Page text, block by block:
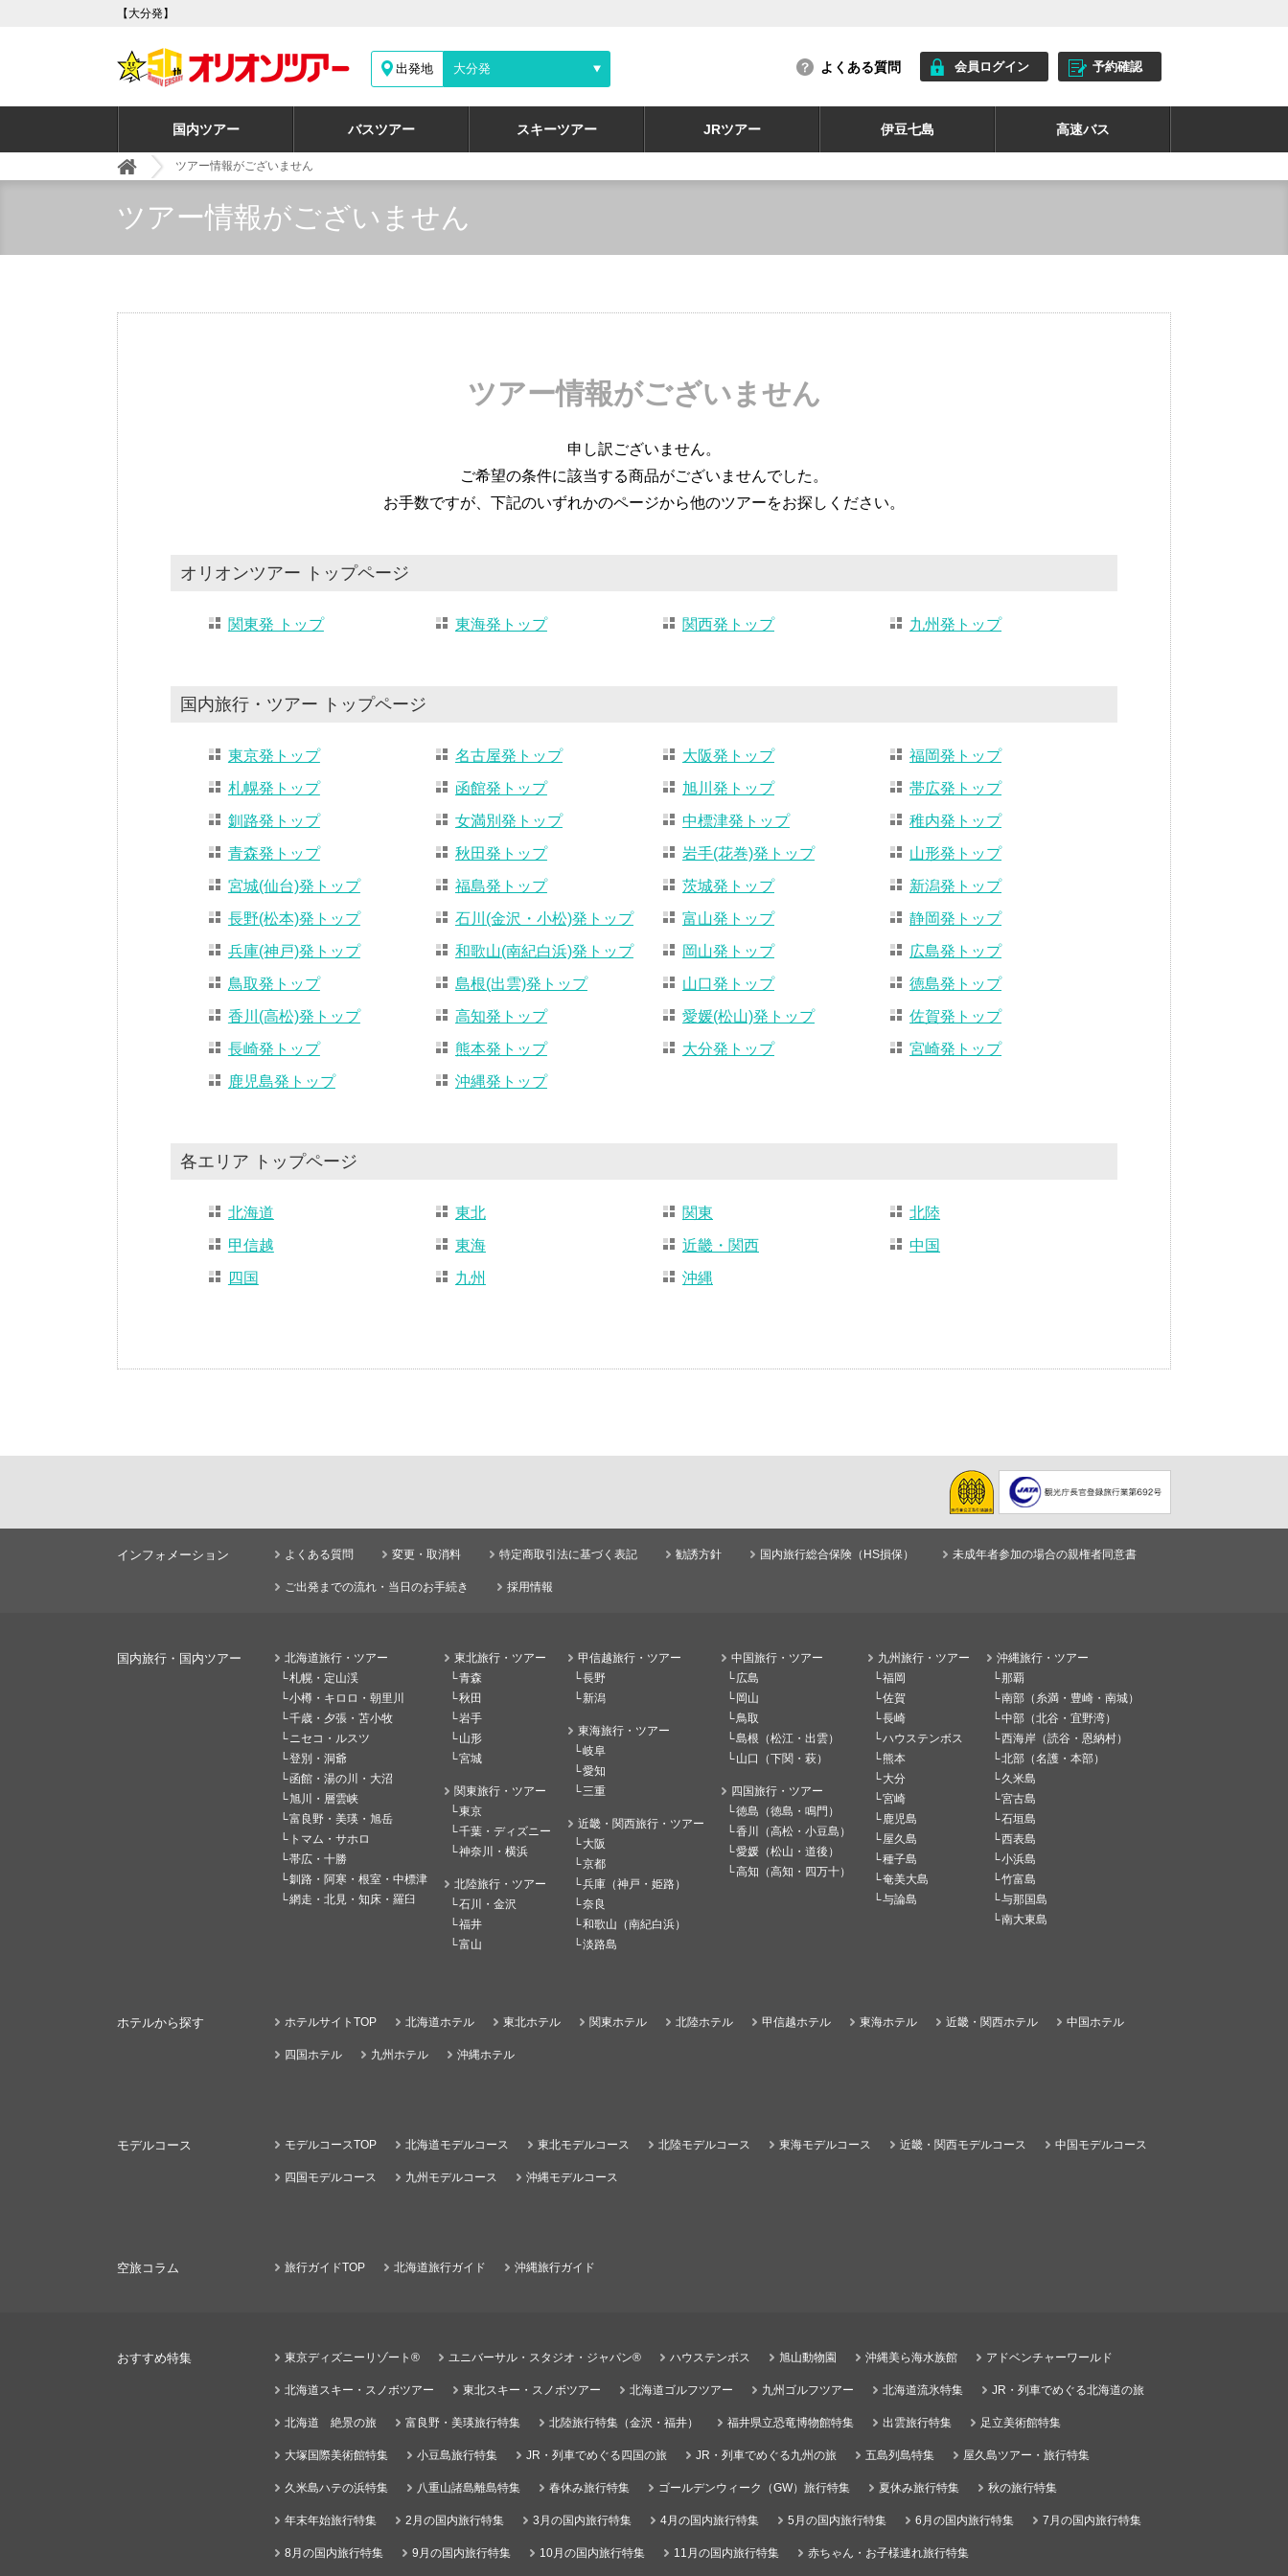
【大分発】
出発地 大分発 よくある質問 会員ログイン 予約確認
国内ツアー バスツアー スキーツアー JRツアー 伊豆七島 高速バス
ツアー情報がございません
ツアー情報がございません
ツアー情報がございません
申し訳ございません。
ご希望の条件に該当する商品がございませんでした。
お手数ですが、下記のいずれかのページから他のツアーをお探しください。
オリオンツアー トップページ
関東発 トップ 東海発トップ 関西発トップ 九州発トップ
国内旅行・ツアー トップページ
東京発トップ 名古屋発トップ 大阪発トップ
福岡発トップ
札幌発トップ
函館発トップ 旭川発トップ
帯広発トップ
釧路発トップ
女満別発トップ 中標津発トップ
稚内発トップ
青森発トップ
秋田発トップ 岩手(花巻)発トップ
山形発トップ
宮城(仙台)発トップ
福島発トップ 茨城発トップ
新潟発トップ
長野(松本)発トップ
石川(金沢・小松)発トップ 富山発トップ
静岡発トップ
兵庫(神戸)発トップ
和歌山(南紀白浜)発トップ 岡山発トップ
広島発トップ
鳥取発トップ
島根(出雲)発トップ 山口発トップ
徳島発トップ
香川(高松)発トップ
高知発トップ 愛媛(松山)発トップ
佐賀発トップ
長崎発トップ
熊本発トップ 大分発トップ
宮崎発トップ
鹿児島発トップ
沖縄発トップ
各エリア トップページ
北海道 東北 関東
北陸
甲信越
東海 近畿・関西
中国
四国
九州 沖縄
インフォメーション よくある質問 変更・取消料 特定商取引法に基づく表記 勧誘方針 国内旅行総合保険（HS損保） 未成年者参加の場合の親権者同意書
ご出発までの流れ・当日のお手続き 採用情報
国内旅行・国内ツアー
北海道旅行・ツアー
札幌・定山渓
小樽・キロロ・朝里川
千歳・夕張・苫小牧
ニセコ・ルスツ
登別・洞爺
函館・湯の川・大沼
旭川・層雲峡
富良野・美瑛・旭岳
トマム・サホロ
帯広・十勝
釧路・阿寒・根室・中標津
網走・北見・知床・羅臼
東北旅行・ツアー
青森
秋田
岩手
山形
宮城
関東旅行・ツアー
東京
千葉・ディズニー
神奈川・横浜
北陸旅行・ツアー
石川・金沢
福井
富山
甲信越旅行・ツアー
長野
新潟
東海旅行・ツアー
岐阜
愛知
三重
近畿・関西旅行・ツアー
大阪
京都
兵庫（神戸・姫路）
奈良
和歌山（南紀白浜）
淡路島
中国旅行・ツアー
広島
岡山
鳥取
島根（松江・出雲）
山口（下関・萩）
四国旅行・ツアー
徳島（徳島・鳴門）
香川（高松・小豆島）
愛媛（松山・道後）
高知（高知・四万十）
九州旅行・ツアー
福岡
佐賀
長崎
ハウステンボス
熊本
大分
宮崎
鹿児島
屋久島
種子島
奄美大島
与論島
沖縄旅行・ツアー
那覇
南部（糸満・豊崎・南城）
中部（北谷・宜野湾）
西海岸（読谷・恩納村）
北部（名護・本部）
久米島
宮古島
石垣島
西表島
小浜島
竹富島
与那国島
南大東島
ホテルから探す ホテルサイトTOP 北海道ホテル 東北ホテル 関東ホテル 北陸ホテル 甲信越ホテル 東海ホテル 近畿・関西ホテル 中国ホテル
四国ホテル 九州ホテル 沖縄ホテル
モデルコース モデルコースTOP 北海道モデルコース 東北モデルコース 北陸モデルコース 東海モデルコース 近畿・関西モデルコース 中国モデルコース
四国モデルコース 九州モデルコース 沖縄モデルコース
空旅コラム 旅行ガイドTOP 北海道旅行ガイド 沖縄旅行ガイド
おすすめ特集 東京ディズニーリゾート® ユニバーサル・スタジオ・ジャパン® ハウステンボス 旭山動物園 沖縄美ら海水族館 アドベンチャーワールド
北海道スキー・スノボツアー 東北スキー・スノボツアー 北海道ゴルフツアー 九州ゴルフツアー 北海道流氷特集 JR・列車でめぐる北海道の旅
北海道 絶景の旅 富良野・美瑛旅行特集 北陸旅行特集（金沢・福井） 福井県立恐竜博物館特集 出雲旅行特集 足立美術館特集
大塚国際美術館特集 小豆島旅行特集 JR・列車でめぐる四国の旅 JR・列車でめぐる九州の旅 五島列島特集 屋久島ツアー・旅行特集
久米島ハテの浜特集 八重山諸島離島特集 春休み旅行特集 ゴールデンウィーク（GW）旅行特集 夏休み旅行特集 秋の旅行特集
年末年始旅行特集 2月の国内旅行特集 3月の国内旅行特集 4月の国内旅行特集 5月の国内旅行特集 6月の国内旅行特集 7月の国内旅行特集
8月の国内旅行特集 9月の国内旅行特集 10月の国内旅行特集 11月の国内旅行特集 赤ちゃん・お子様連れ旅行特集